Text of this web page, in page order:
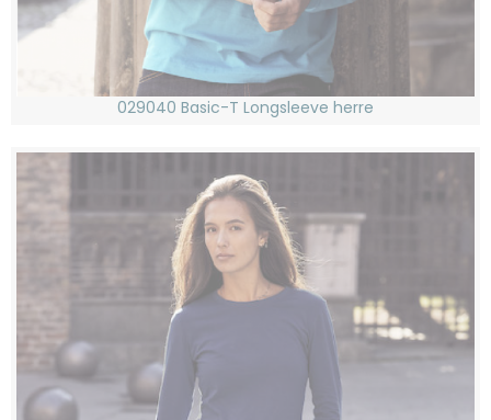
029040 Basic-T Longsleeve herre